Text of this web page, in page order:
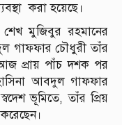
করা হয়েছে।
শেখ মুজিবুর রহমানের
গাফফার চৌধুরী তাঁর
আজ প্রায় পাঁচ দশক পর
হাসিনা আবদুল গাফফার
ভূমিতে, তাঁর প্রিয়